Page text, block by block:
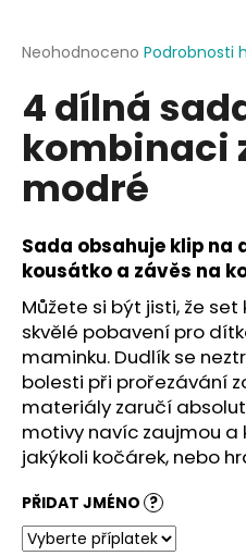
Průměrné
produktu
je
0,0
5
hvězdiček.
Neohodnoceno Podrobnosti
4 dílná
kombinaci
modré
Sada obsahuje klip na
kousátko a závěs na
Můžete si být jisti, že
skvělé pobavení pro
maminku. Dudlík se
bolesti při prořezávání
materiály zaručí
motivy navíc zaujmou a
jakýkoli kočárek, nebo
PŘIDAT JMÉNO ?
j
t
?
D
o
p
o
r
u
č
u
j